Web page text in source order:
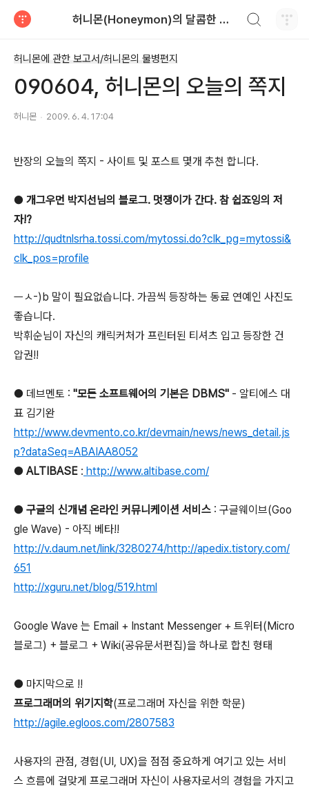
허니몬(Honeymon)의 달콤한 비행
허니몬에 관한 보고서/허니몬의 물병편지
090604, 허니몬의 오늘의 쪽지
허니몬 2009. 6. 4. 17:04
반장의 오늘의 쪽지 - 사이트 및 포스트 몇개 추천 합니다.
● 개그우먼 박지선님의 블로그. 멋쟁이가 간다. 참 쉽죠잉의 저
자!?
http://qudtnlsrha.tossi.com/mytossi.do?clk_pg=mytossi&
clk_pos=profile
ㅡㅅ-)b 말이 필요없습니다. 가끔씩 등장하는 동료 연예인 사진도
좋습니다.
박휘순님이 자신의 캐릭커처가 프린터된 티셔츠 입고 등장한 건
압권!!
● 데브멘토 : "모든 소프트웨어의 기본은 DBMS" - 알티에스 대
표 김기완
http://www.devmento.co.kr/devmain/news/news_detail.js
p?dataSeq=ABAIAA8052
● ALTIBASE : http://www.altibase.com/
● 구글의 신개념 온라인 커뮤니케이션 서비스 : 구글웨이브(Goo
gle Wave) - 아직 베타!!
http://v.daum.net/link/3280274/http://apedix.tistory.com/
651
http://xguru.net/blog/519.html
Google Wave 는 Email + Instant Messenger + 트위터(Micro
블로그) + 블로그 + Wiki(공유문서편집)을 하나로 합친 형태
● 마지막으로 !!
프로그래머의 위기지학(프로그래머 자신을 위한 학문)
http://agile.egloos.com/2807583
사용자의 관점, 경험(UI, UX)을 점점 중요하게 여기고 있는 서비
스 흐름에 걸맞게 프로그래머 자신이 사용자로서의 경험을 가지고